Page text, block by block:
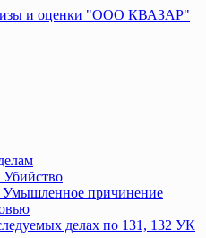
причинение
делах по 131, 132 УК